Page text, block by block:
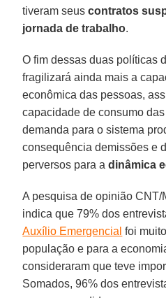
tiveram seuscontratos
jornada de trabalho.
O fim dessas duas políticas
fragilizará ainda mais a
econômica das pessoas,
capacidade de consumo
demanda para o sistema
consequência demissões e
perversos para adinâmica
A pesquisa de opinião
indica que 79% dos
Auxílio Emergencial foi
população e para a
consideraram que teve
Somados, 96% dos